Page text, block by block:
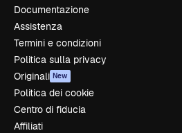
Documentazione
Assistenza
Termini e condizioni
Politica sulla privacy
Originali New
Politica dei cookie
Centro di fiducia
Affiliati